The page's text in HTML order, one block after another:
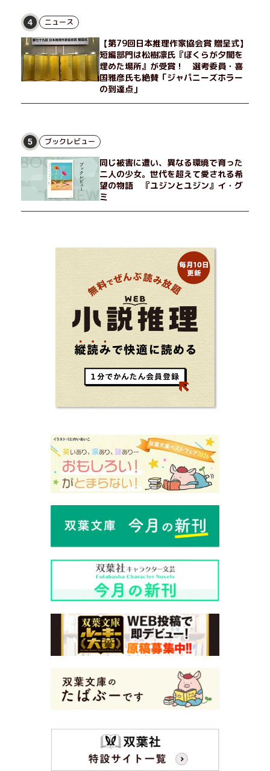
せる男が現れた。茶の湯の粋人、70歳の万江島だ。だが彼に
は、ある秘密があった……。自分の心と身体を偽らない女たちの
姿と、その連帯を描く。赤裸々にして切実な、セクシュアリティ
をめぐる物語。
4 ニュース
【第79回日本推理作家協会賞 贈呈式】
短編部門は松樹凛氏『ぼくらが夕闇を
埋めた場所』が受賞！ 選考委員・喜
国雅彦氏も絶賛「ジャパニーズホラー
の到達点」
5 ブックレビュー
同じ被害に遭い、異なる環境で育った
二人の少女。世代を超えて愛される希
望の物語 『ユジンとユジン』イ・グ
ミ